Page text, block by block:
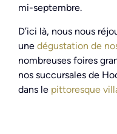
mi-septembre.
D’ici là, nous nous
une dégustation de
nombreuses foires
nos succursales de
dans le pittoresque